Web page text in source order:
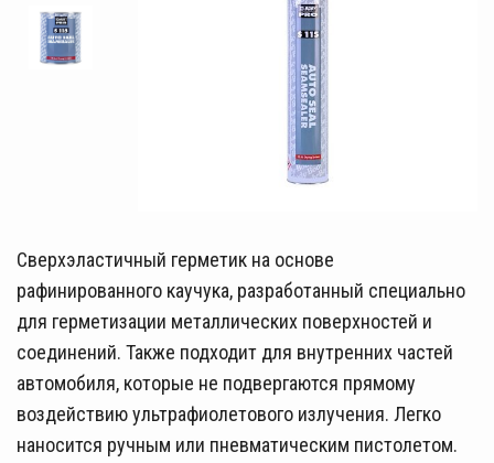
Сверхэластичный герметик на основе
рафинированного каучука, разработанный специально
для герметизации металлических поверхностей и
соединений. Также подходит для внутренних частей
автомобиля, которые не подвергаются прямому
воздействию ультрафиолетового излучения. Легко
наносится ручным или пневматическим пистолетом.